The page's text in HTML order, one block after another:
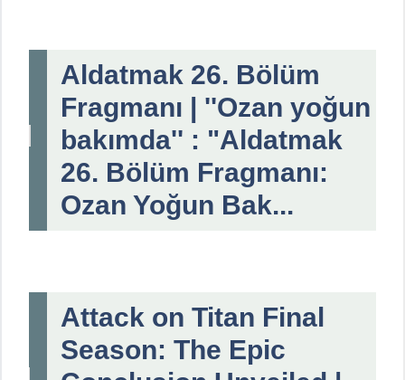
Aldatmak 26. Bölüm
Fragmanı | ''Ozan yoğun
bakımda'' : "Aldatmak
26. Bölüm Fragmanı:
Ozan Yoğun Bak...
Attack on Titan Final
Season: The Epic